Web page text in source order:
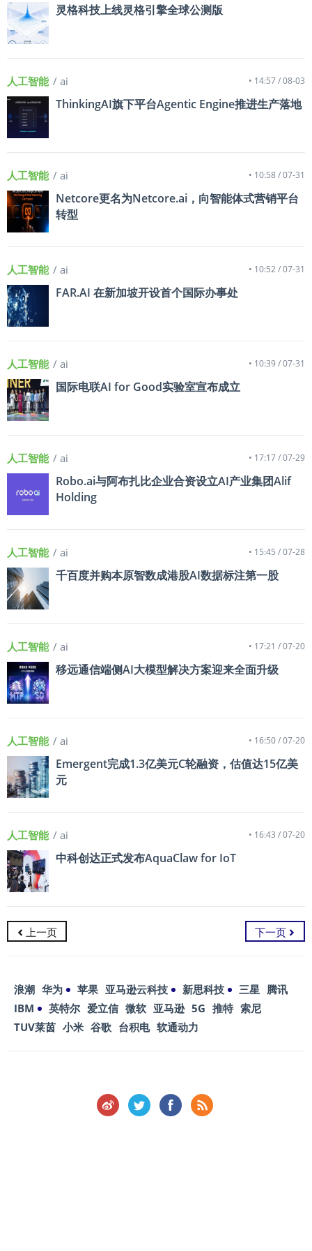
灵格科技上线灵格引擎全球公测版
人工智能 / ai • 14:57 / 08-03
ThinkingAI旗下平台Agentic Engine推进生产落地
人工智能 / ai • 10:58 / 07-31
Netcore更名为Netcore.ai，向智能体式营销平台
转型
人工智能 / ai • 10:52 / 07-31
FAR.AI 在新加坡开设首个国际办事处
人工智能 / ai • 10:39 / 07-31
国际电联AI for Good实验室宣布成立
人工智能 / ai • 17:17 / 07-29
Robo.ai与阿布扎比企业合资设立AI产业集团Alif
Holding
人工智能 / ai • 15:45 / 07-28
千百度并购本原智数成港股AI数据标注第一股
人工智能 / ai • 17:21 / 07-20
移远通信端侧AI大模型解决方案迎来全面升级
人工智能 / ai • 16:50 / 07-20
Emergent完成1.3亿美元C轮融资，估值达15亿美
元
人工智能 / ai • 16:43 / 07-20
中科创达正式发布AquaClaw for IoT
上一页 下一页
浪潮 华为 苹果 亚马逊云科技 新思科技 三星 腾讯
IBM
英特尔 爱立信 微软 亚马逊 5G 推特 索尼
TUV莱茵 小米 谷歌 台积电 软通动力